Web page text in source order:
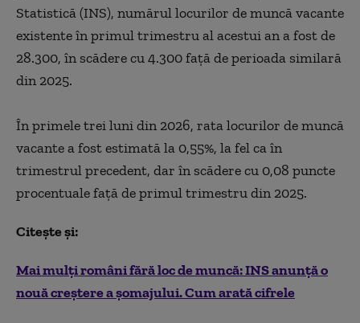
Statistică (INS), numărul locurilor de muncă vacante
existente în primul trimestru al acestui an a fost de
28.300, în scădere cu 4.300 faţă de perioada similară
din 2025.
În primele trei luni din 2026, rata locurilor de muncă
vacante a fost estimată la 0,55%, la fel ca în
trimestrul precedent, dar în scădere cu 0,08 puncte
procentuale faţă de primul trimestru din 2025.
Citește și:
Mai mulți români fără loc de muncă: INS anunță o
nouă creștere a șomajului. Cum arată cifrele